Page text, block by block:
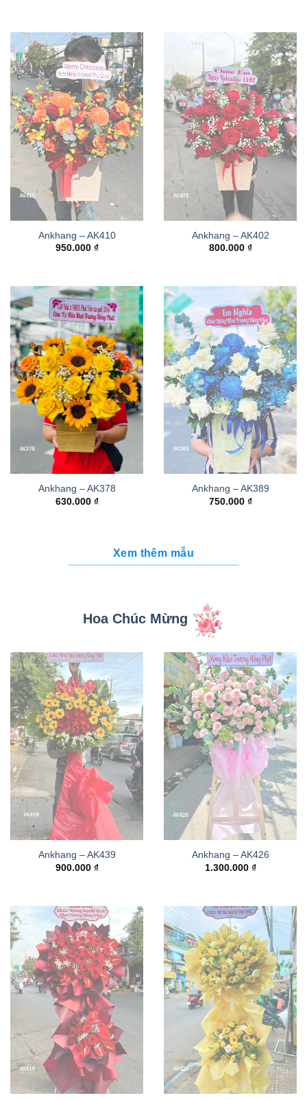
Ankhang – AK410
950.000 ₫
Ankhang – AK402
800.000 ₫
Ankhang – AK378
630.000 ₫
Ankhang – AK389
750.000 ₫
Xem thêm mẫu
Hoa Chúc Mừng
Ankhang – AK439
900.000 ₫
Ankhang – AK426
1.300.000 ₫